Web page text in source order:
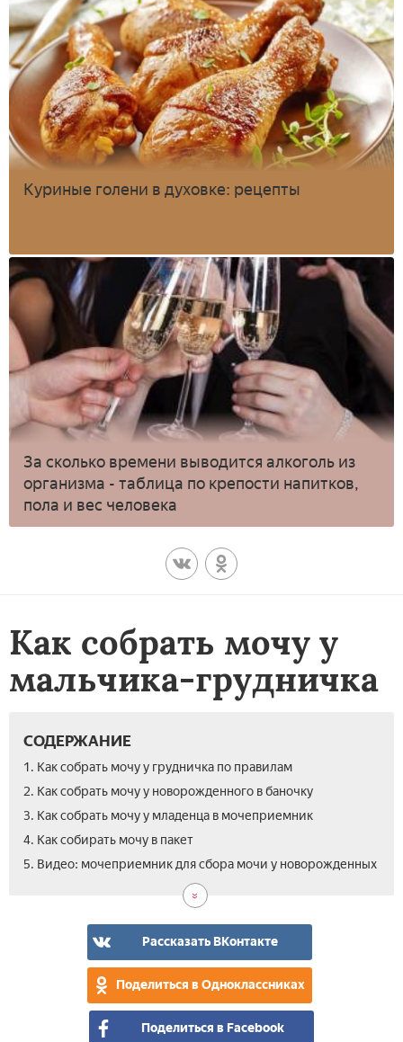
Куриные голени в духовке: рецепты
За сколько времени выводится алкоголь из
организма - таблица по крепости напитков,
пола и вес человека
Как собрать мочу у
мальчика-грудничка
СОДЕРЖАНИЕ
1. Как собрать мочу у грудничка по правилам
2. Как собрать мочу у новорожденного в баночку
3. Как собрать мочу у младенца в мочеприемник
4. Как собирать мочу в пакет
5. Видео: мочеприемник для сбора мочи у новорожденных
Рассказать ВКонтакте
Поделиться в Одноклассниках
Поделиться в Facebook